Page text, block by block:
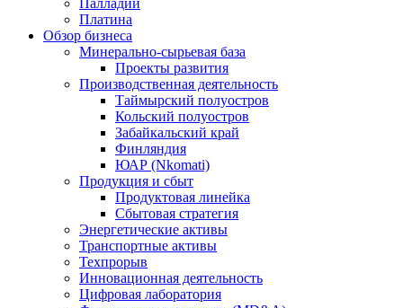
Палладий
Платина
Обзор бизнеса
Минерально-сырьевая база
Проекты развития
Производственная деятельность
Таймырский полуостров
Кольский полуостров
Забайкальский край
Финляндия
ЮАР (Nkomati)
Продукция и сбыт
Продуктовая линейка
Сбытовая стратегия
Энергетические активы
Транспортные активы
Техпрорыв
Инновационная деятельность
Цифровая лаборатория